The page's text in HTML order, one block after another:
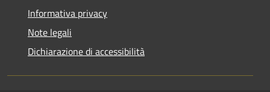
Informativa privacy
Note legali
Dichiarazione di accessibilità